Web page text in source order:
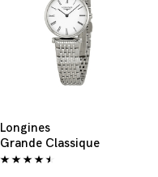
Longines
Grande Classique